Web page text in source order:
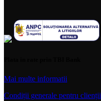
Mai multe informatii
Condiții generale pentru clienții